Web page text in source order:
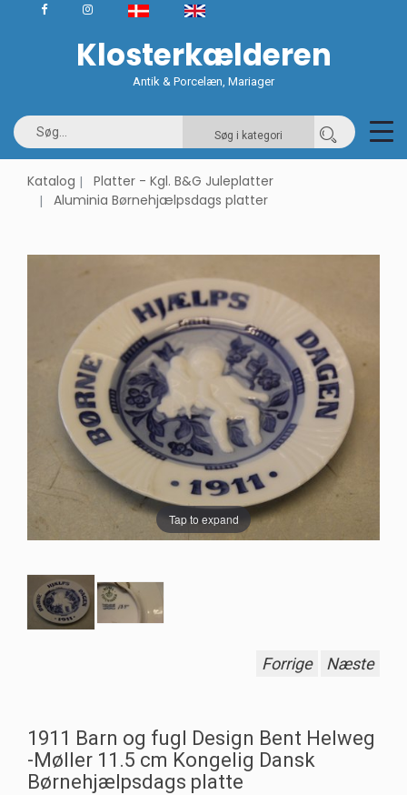
Klosterkælderen
Antik & Porcelæn, Mariager
Søg i kategori
Katalog
Platter - Kgl. B&G Juleplatter
Aluminia Børnehjælpsdags platter
Tap to expand
Forrige Næste
1911 Barn og fugl Design Bent Helweg
-Møller 11.5 cm Kongelig Dansk
Børnehjælpsdags platte